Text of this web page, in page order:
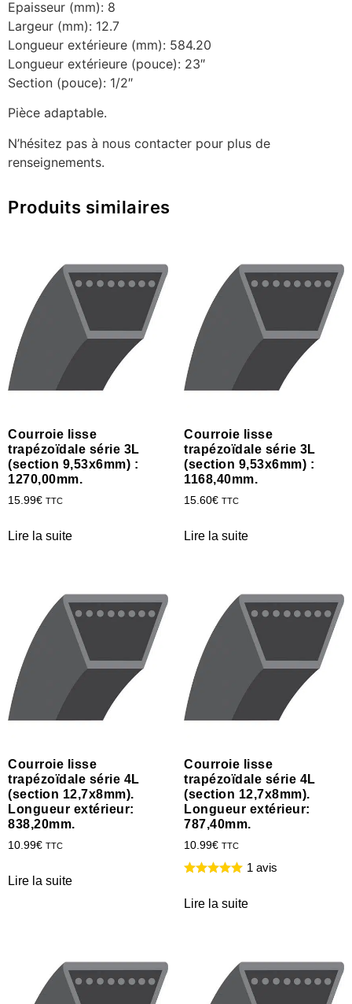
Epaisseur (mm): 8
Largeur (mm): 12.7
Longueur extérieure (mm): 584.20
Longueur extérieure (pouce): 23″
Section (pouce): 1/2″
Pièce adaptable.
N’hésitez pas à nous contacter pour plus de
renseignements.
Produits similaires
Courroie lisse
trapézoïdale série 3L
(section 9,53x6mm) :
1270,00mm.
15.99€ TTC
Lire la suite
Courroie lisse
trapézoïdale série 3L
(section 9,53x6mm) :
1168,40mm.
15.60€ TTC
Lire la suite
Courroie lisse
trapézoïdale série 4L
(section 12,7x8mm).
Longueur extérieur:
838,20mm.
10.99€ TTC
Lire la suite
Courroie lisse
trapézoïdale série 4L
(section 12,7x8mm).
Longueur extérieur:
787,40mm.
10.99€ TTC
1 avis
Lire la suite